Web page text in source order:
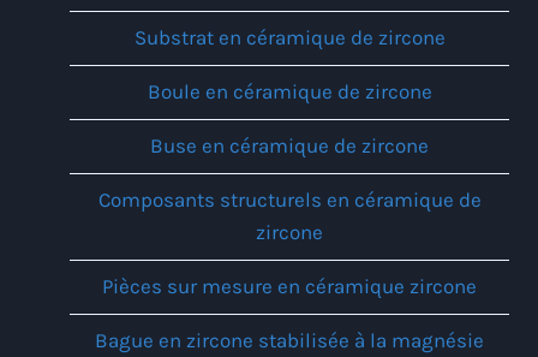
Substrat en céramique de zircone
Boule en céramique de zircone
Buse en céramique de zircone
Composants structurels en céramique de
zircone
Pièces sur mesure en céramique zircone
Bague en zircone stabilisée à la magnésie